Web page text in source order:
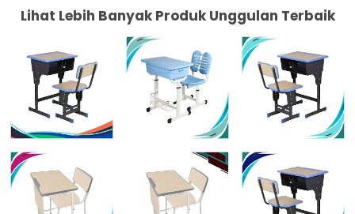
Lihat Lebih Banyak Produk Unggulan Terbaik